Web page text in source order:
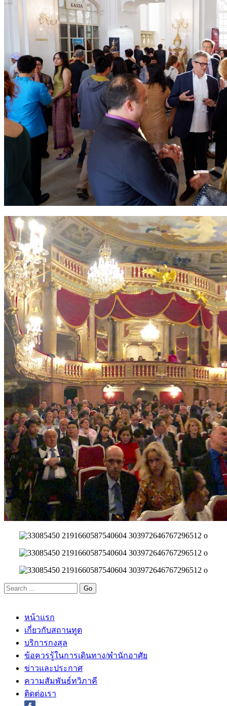
หน้าแรก
เกี่ยวกับสถานทูต
บริการกงสุล
ข้อควรรู้ในการเดินทาง/พำนักอาศัย
ข่าวและประกาศ
ความสัมพันธ์ทวิภาคี
ติดต่อเรา